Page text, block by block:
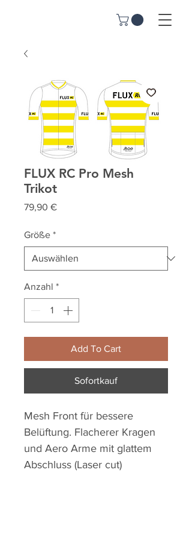
FLUX RC Pro Mesh
Trikot
79,90 €Preis
Größe *
Anzahl *
Add To Cart
Sofortkauf
Mesh Front für bessere
Belüftung. Flacherer Kragen
und Aero Arme mit glattem
Abschluss (Laser cut)